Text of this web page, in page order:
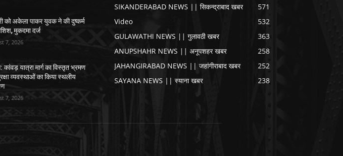
को अकेला पाकर युवक ने की दुष्कर्म
मुकदमा दर्ज
7, 2026
कांवड़ यात्रा मार्ग का विस्तृत भ्रमण
व्यवस्थाओं का किया स्थलीय
7, 2026
SIKANDERABAD NEWS || सिकन्द्राबाद खबर
571
Video
532
GULAWATHI NEWS || गुलावठी खबर
363
ANUPSHAHR NEWS || अनूपशहर खबर
258
JAHANGIRABAD NEWS || जहांगीराबाद खबर
252
SAYANA NEWS || स्याना खबर
238